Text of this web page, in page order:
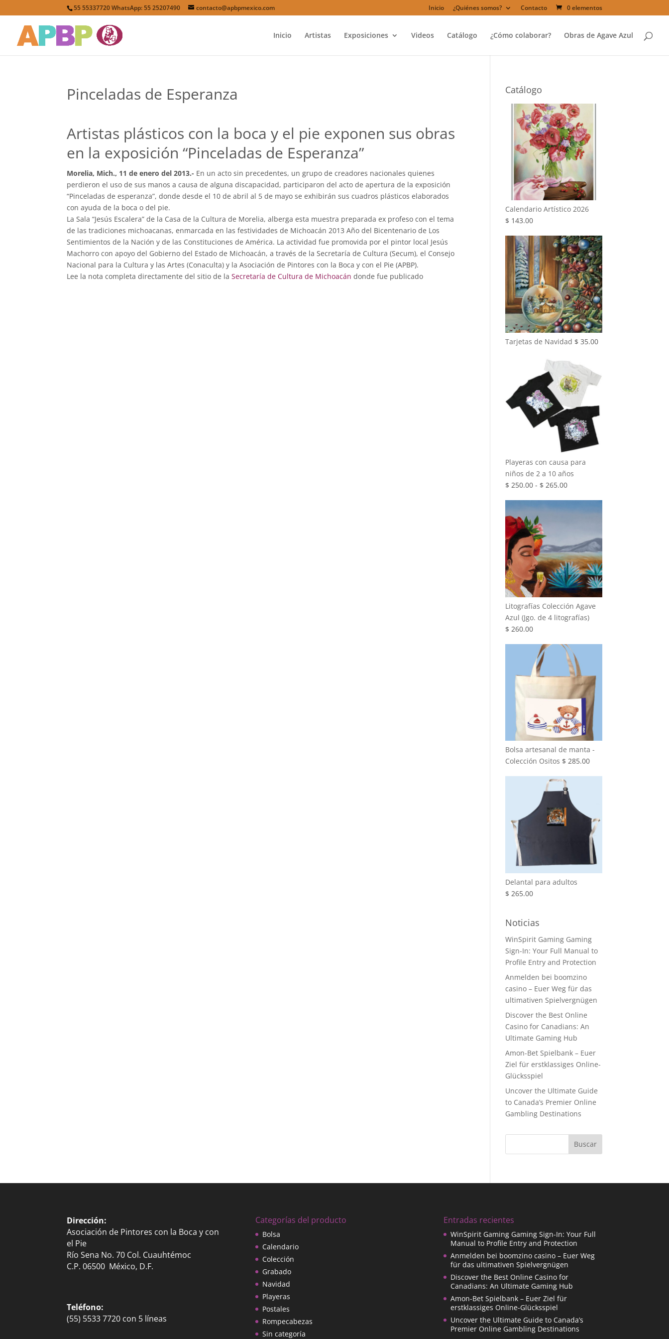
55 55337720 WhatsApp: 55 25207490 contacto@apbpmexico.com Inicio ¿Quiénes somos? Contacto 0 elementos
Inicio Artistas Exposiciones Videos Catálogo ¿Cómo colaborar? Obras de Agave Azul
Pinceladas de Esperanza
Artistas plásticos con la boca y el pie exponen sus obras
en la exposición “Pinceladas de Esperanza”
Morelia, Mich., 11 de enero del 2013.- En un acto sin precedentes, un grupo de creadores nacionales quienes
perdieron el uso de sus manos a causa de alguna discapacidad, participaron del acto de apertura de la exposición
“Pinceladas de esperanza”, donde desde el 10 de abril al 5 de mayo se exhibirán sus cuadros plásticos elaborados
con ayuda de la boca o del pie.
La Sala “Jesús Escalera” de la Casa de la Cultura de Morelia, alberga esta muestra preparada ex profeso con el tema
de las tradiciones michoacanas, enmarcada en las festividades de Michoacán 2013 Año del Bicentenario de Los
Sentimientos de la Nación y de las Constituciones de América. La actividad fue promovida por el pintor local Jesús
Machorro con apoyo del Gobierno del Estado de Michoacán, a través de la Secretaría de Cultura (Secum), el Consejo
Nacional para la Cultura y las Artes (Conaculta) y la Asociación de Pintores con la Boca y con el Pie (APBP).
Lee la nota completa directamente del sitio de laSecretaría de Cultura de Michoacán donde fue publicado
Catálogo
Calendario Artístico 2026
$ 143.00
Tarjetas de Navidad $ 35.00
Playeras con causa para
niños de 2 a 10 años
$ 250.00 - $ 265.00Rango
hasta
$ 265.00
Litografías Colección Agave
Azul (Jgo. de 4 litografías)
$ 260.00
Bolsa artesanal de manta -
Colección Ositos $ 285.00
Delantal para adultos
$ 265.00
Noticias
WinSpirit Gaming Gaming
Sign-In: Your Full Manual to
Profile Entry and Protection
Anmelden bei boomzino
casino – Euer Weg für das
ultimativen Spielvergnügen
Discover the Best Online
Casino for Canadians: An
Ultimate Gaming Hub
Amon-Bet Spielbank – Euer
Ziel für erstklassiges Online-
Glücksspiel
Uncover the Ultimate Guide
to Canada’s Premier Online
Gambling Destinations
Dirección:
Asociación de Pintores con la Boca y con
el Pie
Río Sena No. 70 Col. Cuauhtémoc
C.P. 06500 México, D.F.
Teléfono:
(55) 5533 7720 con 5 líneas
Categorías del producto
Bolsa
Calendario
Colección
Grabado
Navidad
Playeras
Postales
Rompecabezas
Sin categoría
Entradas recientes
WinSpirit Gaming Gaming Sign-In: Your Full
Manual to Profile Entry and Protection
Anmelden bei boomzino casino – Euer Weg
für das ultimativen Spielvergnügen
Discover the Best Online Casino for
Canadians: An Ultimate Gaming Hub
Amon-Bet Spielbank – Euer Ziel für
erstklassiges Online-Glücksspiel
Uncover the Ultimate Guide to Canada’s
Premier Online Gambling Destinations